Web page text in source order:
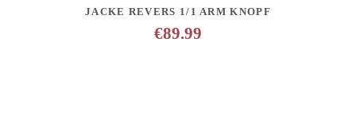
DETAILS ANFRAGE HINZUFÜGEN
JACKE REVERS 1/1 ARM KNOPF
€89.99